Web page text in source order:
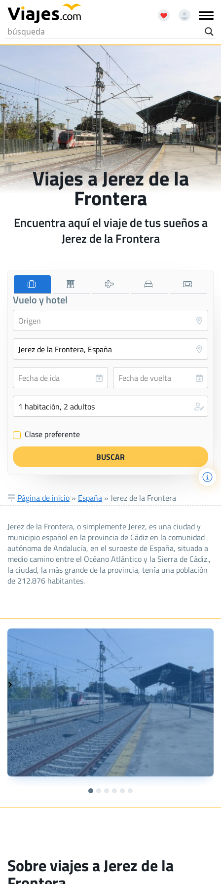
Viajes a Jerez de la
Frontera
Encuentra aquí el viaje de tus sueños a
Jerez de la Frontera
Vuelo y hotel
✔ Clase preferente
Página de inicio » España » Jerez de la Frontera
Jerez de la Frontera, o simplemente Jerez, es una ciudad y
municipio español en la provincia de Cádiz en la comunidad
autónoma de Andalucía, en el suroeste de España, situada a
medio camino entre el Océano Atlántico y la Sierra de Cádiz.,
la ciudad, la más grande de la provincia, tenía una población
de 212.876 habitantes.
Sobre viajes a Jerez de la